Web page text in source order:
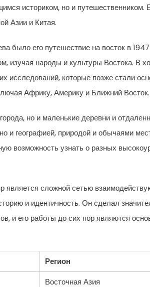
историком, но и путешественником.
Азии и Китая.
было его путешествие на восток в
изучая народы и культуры Востока. В
которые позже стали
Африку, Америку и Ближний Восток.
но и маленькие деревни и
и географией, природой и обычаями
возможность узнать о разных
является сложной сетью
и идентичность. Он сделал
и его работы до сих пор являются
Регион
Восточная Азия